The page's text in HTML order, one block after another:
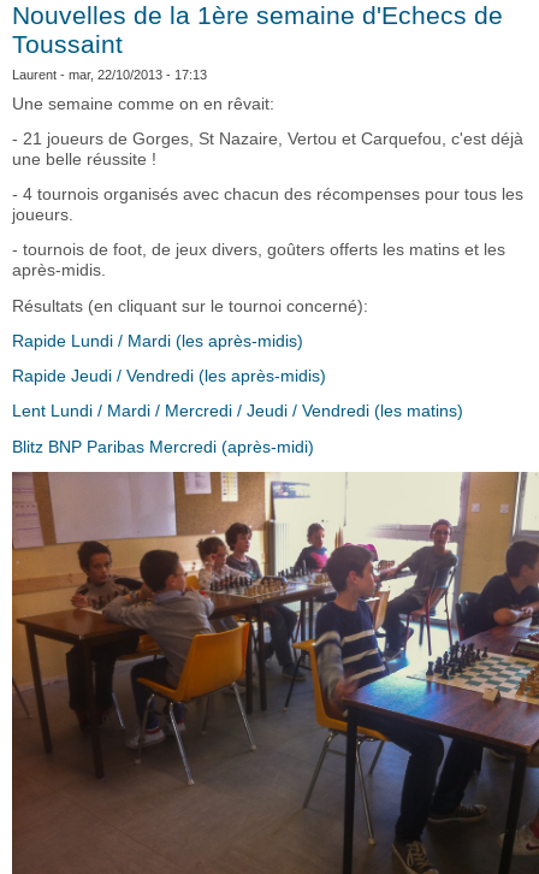
Nouvelles de la 1ère semaine d'Echecs de
Toussaint
Laurent - mar, 22/10/2013 - 17:13
Une semaine comme on en rêvait:
- 21 joueurs de Gorges, St Nazaire, Vertou et Carquefou, c'est déjà
une belle réussite !
- 4 tournois organisés avec chacun des récompenses pour tous les
joueurs.
- tournois de foot, de jeux divers, goûters offerts les matins et les
après-midis.
Résultats (en cliquant sur le tournoi concerné):
Rapide Lundi / Mardi (les après-midis)
Rapide Jeudi / Vendredi (les après-midis)
Lent Lundi / Mardi / Mercredi / Jeudi / Vendredi (les matins)
Blitz BNP Paribas Mercredi (après-midi)